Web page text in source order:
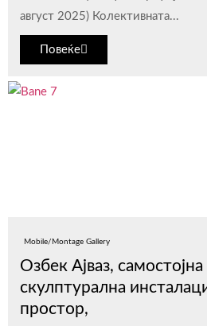
август 2025) Колективната...
Повеќе
Mobile/Montage Gallery
Озбек Ајваз,
скулптурална
простор,